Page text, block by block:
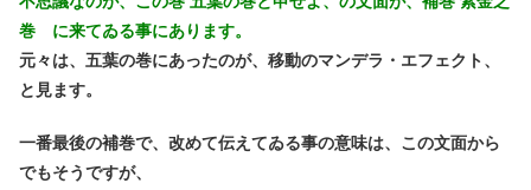
巻 に来てゐる事にあります。
元々は、五葉の巻にあったのが、移動のマンデラ・エフェクト、
と見ます。
一番最後の補巻で、改めて伝えてゐる事の意味は、この文面から
でもそうですが、